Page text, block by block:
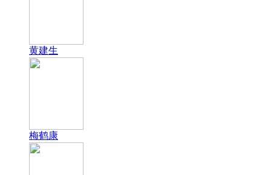
黄建生
梅鹤康